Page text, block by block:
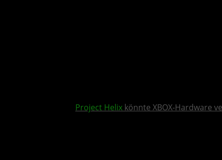
Project Helix könnte XBOX-Hardware